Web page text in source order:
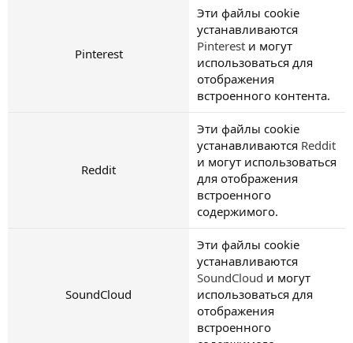
Pinterest
Эти файлы cookie
устанавливаются
Pinterest и могут
использоваться для
отображения
встроенного контента.
Reddit
Эти файлы cookie
устанавливаются Reddit
и могут использоваться
для отображения
встроенного
содержимого.
SoundCloud
Эти файлы cookie
устанавливаются
SoundCloud и могут
использоваться для
отображения
встроенного